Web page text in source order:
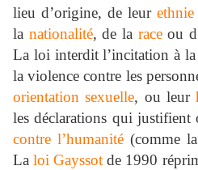
lieu d’origine, de leur ethnie
la nationalité, de la raceou
La loi interdit l’incitation à
la violence contre les
orientation sexuelle, ou leur
les déclarations qui justifient
contre l’humanité(comme
Laloi Gayssot de 1990